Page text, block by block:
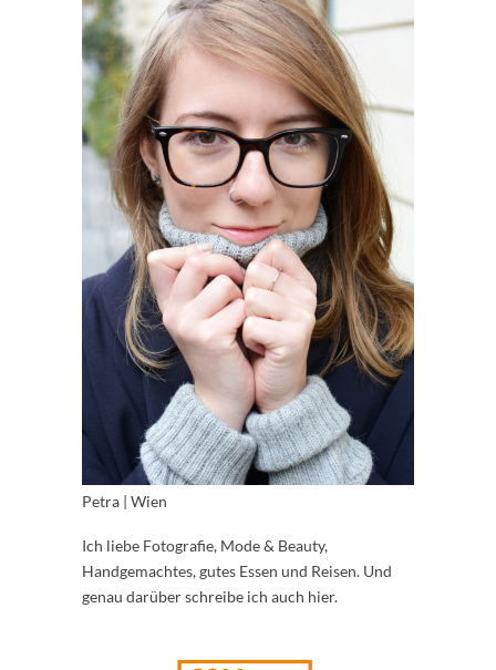
Petra | Wien
Ich liebe Fotografie, Mode & Beauty,
Handgemachtes, gutes Essen und Reisen. Und
genau darüber schreibe ich auch hier.